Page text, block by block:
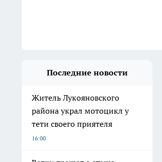
Последние новости
Житель Лукояновского
района украл мотоцикл у
тети своего приятеля
16:00